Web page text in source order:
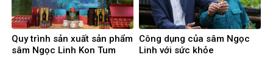
Quy trình sản xuất sản phẩm
sâm Ngọc Linh Kon Tum
Công dụng của sâm Ngọc
Linh với sức khỏe